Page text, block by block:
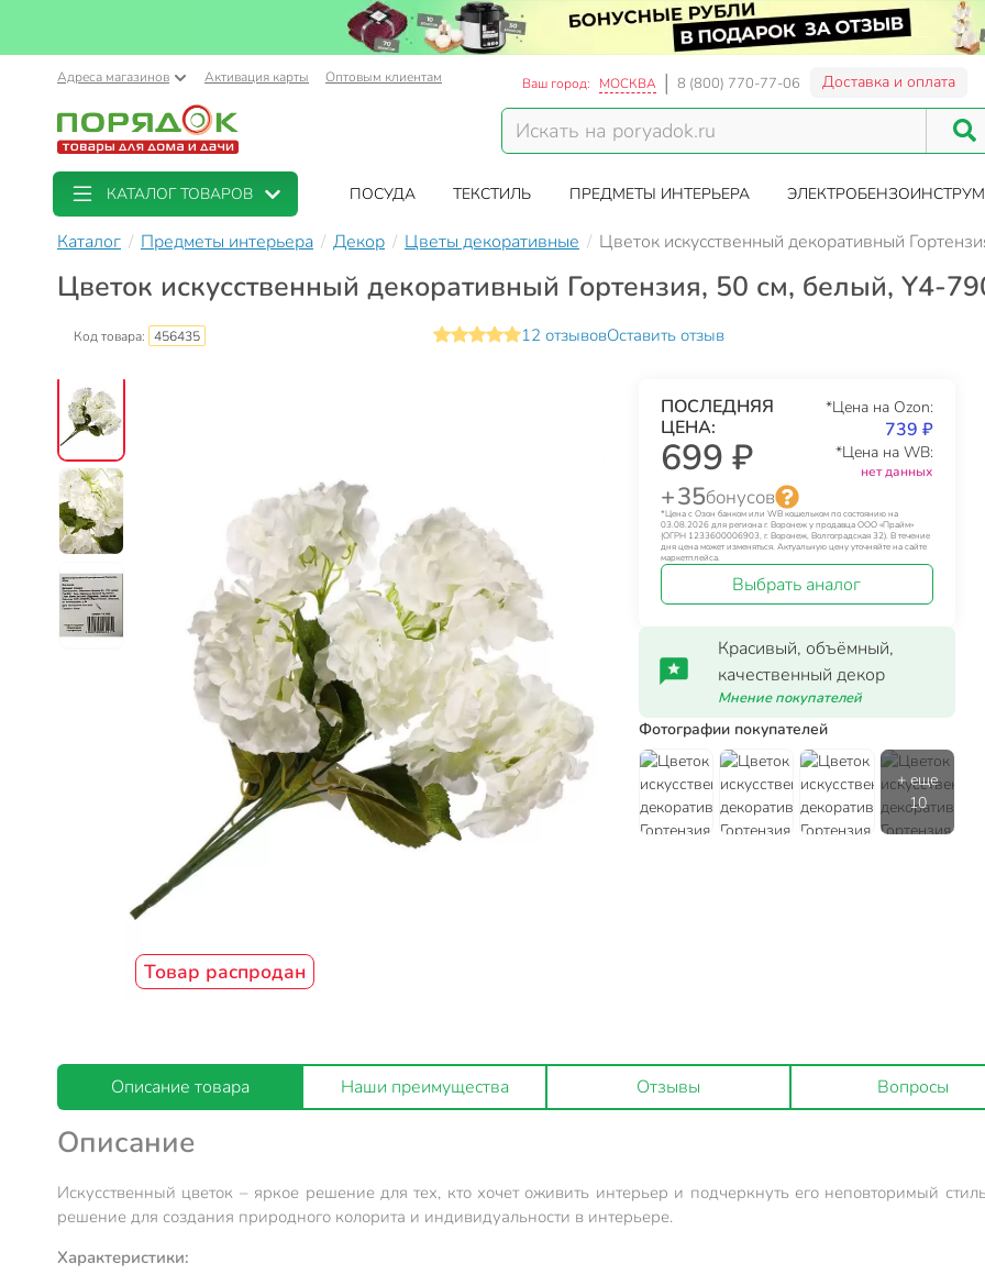
Адреса магазинов Активация карты Оптовым клиентам Ваш город: МОСКВА 8 (800) 770-77-06 Доставка и оплата
КАТАЛОГ ТОВАРОВ ПОСУДА ТЕКСТИЛЬ ПРЕДМЕТЫ ИНТЕРЬЕРА
Каталог Предметы интерьера Декор Цветы декоративные Цветок искусственный декоративный
Цветок искусственный декоративный Гортензия, 50 см, белый, Y4-
Код товара: 456435 12 отзывовОставить отзыв
Товар распродан
ПОСЛЕДНЯЯ
ЦЕНА:
699 ₽
*Цена на Ozon:
739 ₽
*Цена на WB:
нет данных
+ 35бонусов
*Цена с Озон банком или WB кошельком по состоянию на
03.08.2026 для региона г. Воронеж у продавца ООО «Прайм»
(ОГРН 1233600006903, г. Воронеж, Волгоградская 32). В течение
дня цена может изменяться. Актуальную цену уточняйте на сайте
маркетплейса.
Выбрать аналог
Красивый, объёмный,
качественный декор
Мнение покупателей
Фотографии покупателей
Описание товара Наши преимущества Отзывы Вопросы
Описание
Искусственный цветок – яркое решение для тех, кто хочет оживить интерьер и подчеркнуть его неповторимый
решение для создания природного колорита и индивидуальности в интерьере.
Характеристики: